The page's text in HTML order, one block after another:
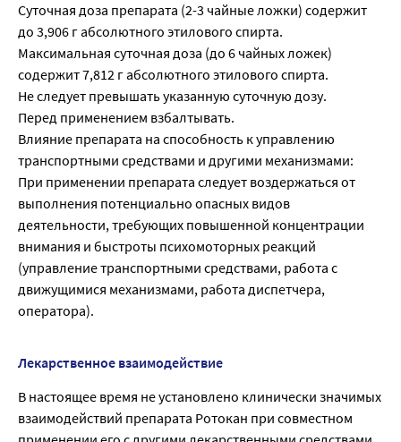
Суточная доза препарата (2-3 чайные ложки) содержит
до 3,906 г абсолютного этилового спирта.
Максимальная суточная доза (до 6 чайных ложек)
содержит 7,812 г абсолютного этилового спирта.
Не следует превышать указанную суточную дозу.
Перед применением взбалтывать.
Влияние препарата на способность к управлению
транспортными средствами и другими механизмами:
При применении препарата следует воздержаться от
выполнения потенциально опасных видов
деятельности, требующих повышенной концентрации
внимания и быстроты психомоторных реакций
(управление транспортными средствами, работа с
движущимися механизмами, работа диспетчера,
оператора).
Лекарственное взаимодействие
В настоящее время не установлено клинически значимых
взаимодействий препарата Ротокан при совместном